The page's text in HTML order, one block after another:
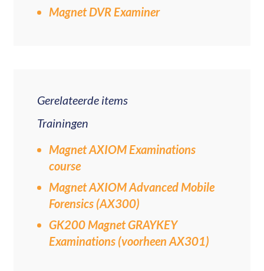
Magnet DVR Examiner
Gerelateerde items
Trainingen
Magnet AXIOM Examinations
course
Magnet AXIOM Advanced Mobile
Forensics (AX300)
GK200 Magnet GRAYKEY
Examinations (voorheen AX301)